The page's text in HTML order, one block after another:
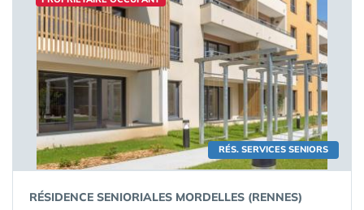
RÉS. SERVICES SENIORS
RÉSIDENCE SENIORIALES MORDELLES (RENNES)